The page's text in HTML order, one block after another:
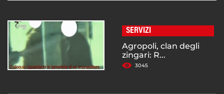
SERVIZI
Agropoli, clan degli
zingari: R...
3045